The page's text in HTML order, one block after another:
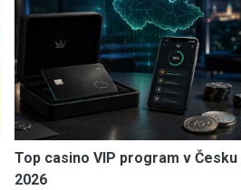
Top casino VIP program v Česku
2026